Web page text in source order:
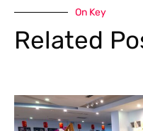
On Key
Related